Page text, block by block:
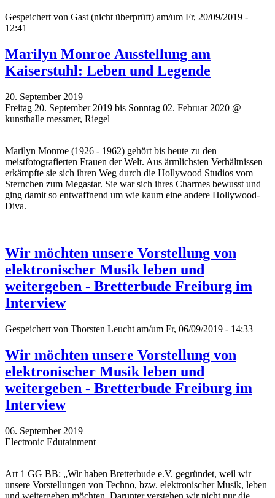
Gespeichert von Gast (nicht überprüft) am/um Fr, 20/09/2019 -
12:41
Marilyn Monroe Ausstellung am
Kaiserstuhl: Leben und Legende
20. September 2019
Freitag 20. September 2019 bis Sonntag 02. Februar 2020 @
kunsthalle messmer, Riegel
Marilyn Monroe (1926 - 1962) gehört bis heute zu den
meistfotografierten Frauen der Welt. Aus ärmlichsten Verhältnissen
erkämpfte sie sich ihren Weg durch die Hollywood Studios vom
Sternchen zum Megastar. Sie war sich ihres Charmes bewusst und
ging damit so entwaffnend um wie kaum eine andere Hollywood-
Diva.
Wir möchten unsere Vorstellung von
elektronischer Musik leben und
weitergeben - Bretterbude Freiburg im
Interview
Gespeichert von Thorsten Leucht am/um Fr, 06/09/2019 - 14:33
Wir möchten unsere Vorstellung von
elektronischer Musik leben und
weitergeben - Bretterbude Freiburg im
Interview
06. September 2019
Electronic Edutainment
Art 1 GG BB: „Wir haben Bretterbude e.V. gegründet, weil wir
unsere Vorstellungen von Techno, bzw. elektronischer Musik, leben
und weitergeben möchten. Darunter verstehen wir nicht nur die